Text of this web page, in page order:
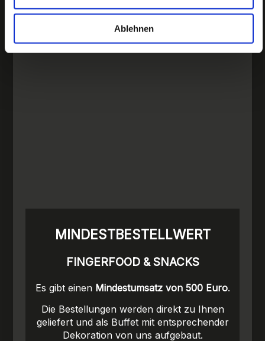
Ablehnen
MINDESTBESTELLWERT
FINGERFOOD & SNACKS
Es gibt einen Mindestumsatz von 500 Euro.
Die Bestellungen werden direkt zu Ihnen
geliefert und als Buffet mit entsprechender
Dekoration von uns aufgebaut.